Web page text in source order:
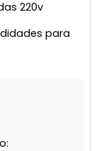
220v
para